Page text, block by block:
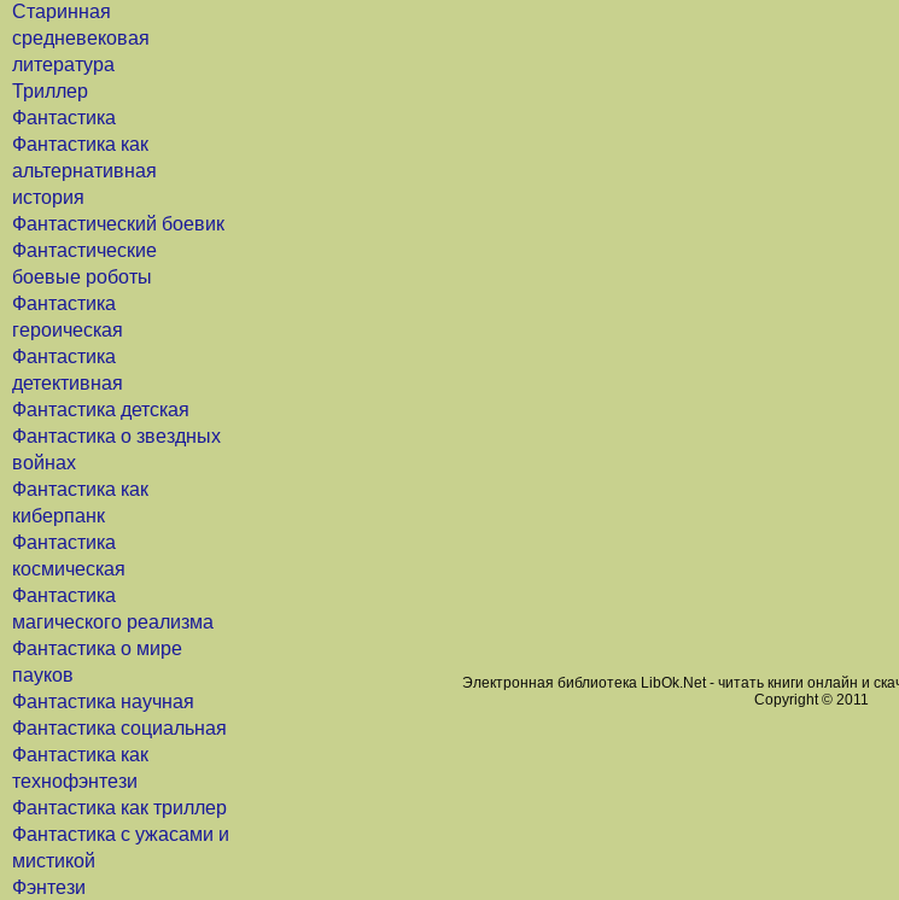
Старинная
средневековая
литература
Триллер
Фантастика
Фантастика как
альтернативная
история
Фантастический боевик
Фантастические
боевые роботы
Фантастика
героическая
Фантастика
детективная
Фантастика детская
Фантастика о звездных
войнах
Фантастика как
киберпанк
Фантастика
космическая
Фантастика
магического реализма
Фантастика о мире
пауков
Фантастика научная
Фантастика социальная
Фантастика как
технофэнтези
Фантастика как триллер
Фантастика с ужасами и
мистикой
Фэнтези
Электронная библиотека LibOk.Net - читать книги онлайн и
Copyright © 2011